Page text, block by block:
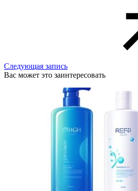
Следующая запись
Вас может это заинтересовать